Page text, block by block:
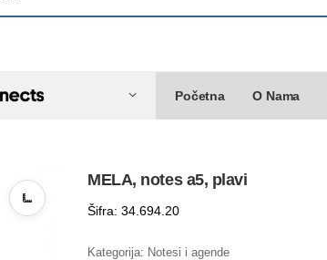
Početna O Nama
MELA, notes a5, plavi
Šifra: 34.694.20
Kategorija: Notesi i agende